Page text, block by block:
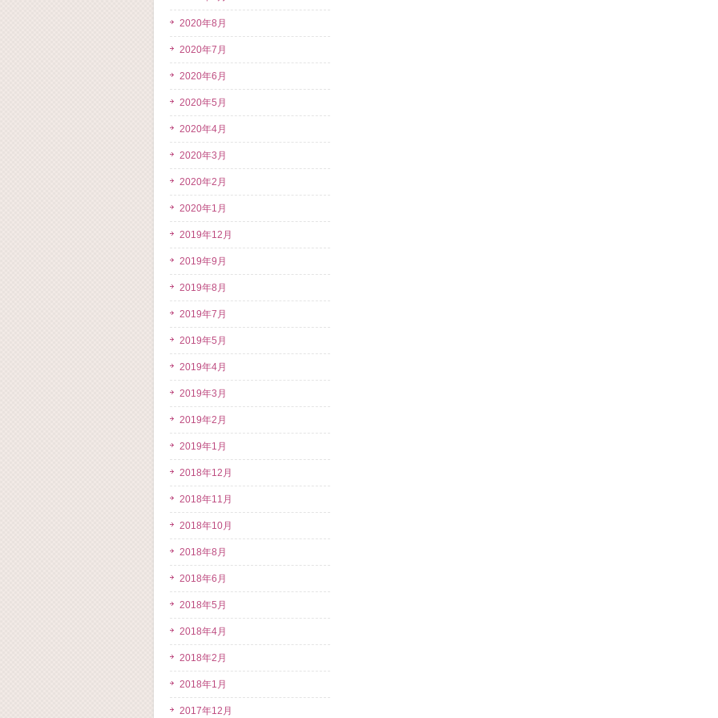
2020年8月
2020年7月
2020年6月
2020年5月
2020年4月
2020年3月
2020年2月
2020年1月
2019年12月
2019年9月
2019年8月
2019年7月
2019年5月
2019年4月
2019年3月
2019年2月
2019年1月
2018年12月
2018年11月
2018年10月
2018年8月
2018年6月
2018年5月
2018年4月
2018年2月
2018年1月
2017年12月